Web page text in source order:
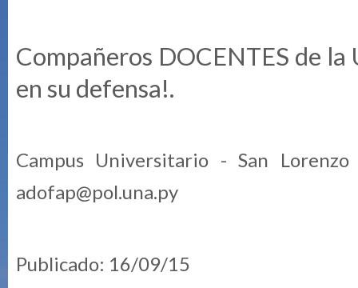
Compañeros DOCENTES de
en su defensa!.
Campus Universitario - San
adofap@pol.una.py
Publicado: 16/09/15